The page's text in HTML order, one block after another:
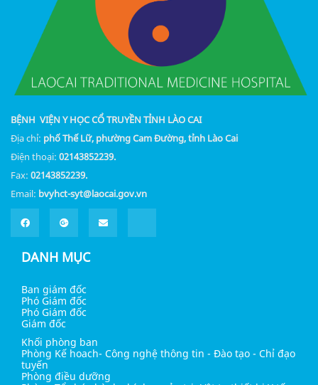
BỆNH VIỆN Y HỌC CỔ TRUYỀN TỈNH LÀO CAI
Địa chỉ: phố Thế Lữ, phường Cam Đường, tỉnh Lào Cai
Điện thoại: 02143852239.
Fax: 02143852239.
Email: bvyhct-syt@laocai.gov.vn
DANH MỤC
Ban giám đốc
Phó Giám đốc
Phó Giám đốc
Giám đốc
Khối phòng ban
Phòng Kế hoach- Công nghệ thông tin - Đào tạo - Chỉ đạo
tuyến
Phòng điều dưỡng